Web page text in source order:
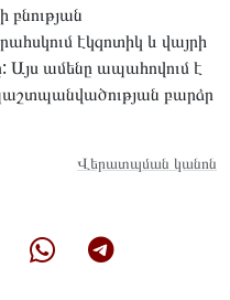
բնության
էկզոտիկ և վայրի
Այս ամենը ապահովում է
բարձր
Վերատպման կանոն